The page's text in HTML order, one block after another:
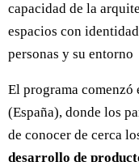
capacidad de la
espacios con
personas y su entorno
El programa comenzó
(España), donde los
de conocer de cerca
desarrollo de